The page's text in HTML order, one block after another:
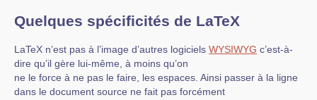
Quelques spécificités de LaTeX
LaTeX n’est pas à l’image d’autres logiciels WYSIWYG c’est-à-
dire qu’il gère lui-même, à moins qu’on
ne le force à ne pas le faire, les espaces. Ainsi passer à la ligne
dans le document source ne fait pas forcément